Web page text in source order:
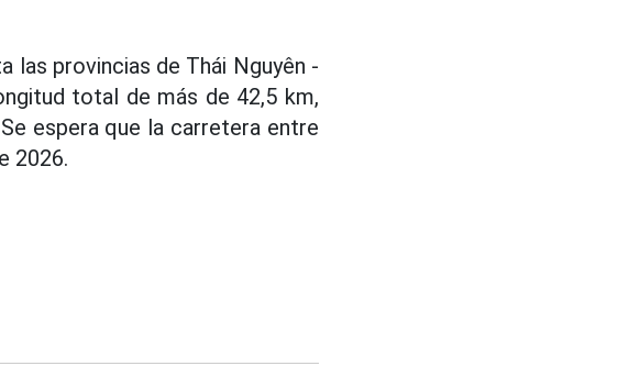
las provincias de Thái Nguyên -
total de más de 42,5 km,
espera que la carretera entre
2026.